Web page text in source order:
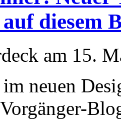
diesem
am 15.
neuen